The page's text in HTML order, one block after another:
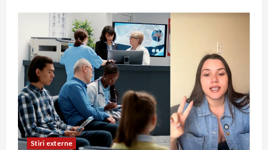
Stiri externe